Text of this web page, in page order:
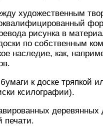
художественным
рисунка в
по собственным
наследие, как,
к доске тряпкой
ксилографии).
деревянных
печати.